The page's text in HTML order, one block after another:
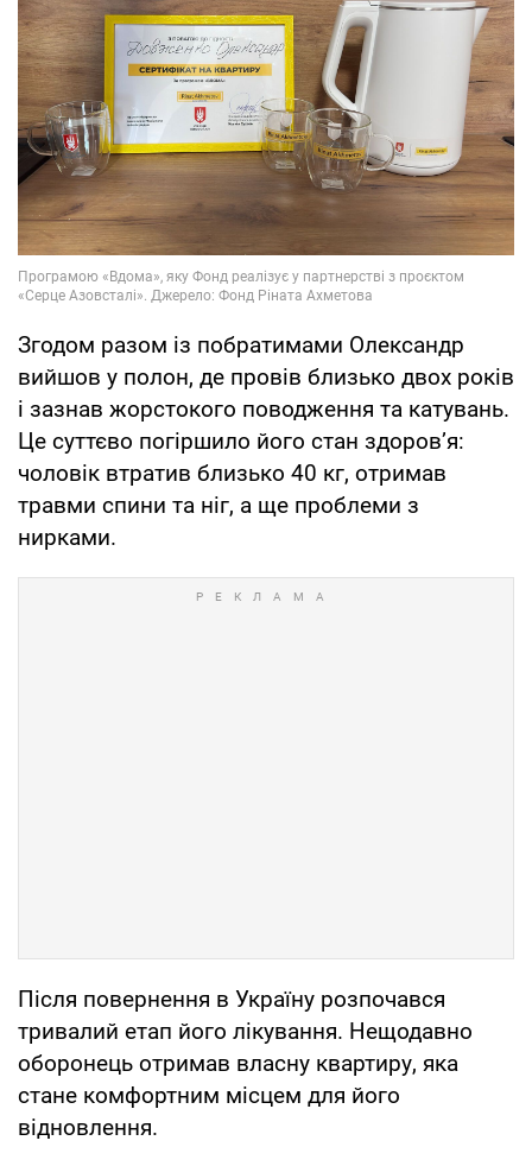
Згодом разом із побратимами Олександр
вийшов у полон, де провів близько двох років
і зазнав жорстокого поводження та катувань.
Це суттєво погіршило його стан здоров’я:
чоловік втратив близько 40 кг, отримав
травми спини та ніг, а ще проблеми з
нирками.
Після повернення в Україну розпочався
тривалий етап його лікування. Нещодавно
оборонець отримав власну квартиру, яка
стане комфортним місцем для його
відновлення.